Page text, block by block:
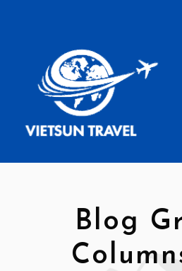
Blog